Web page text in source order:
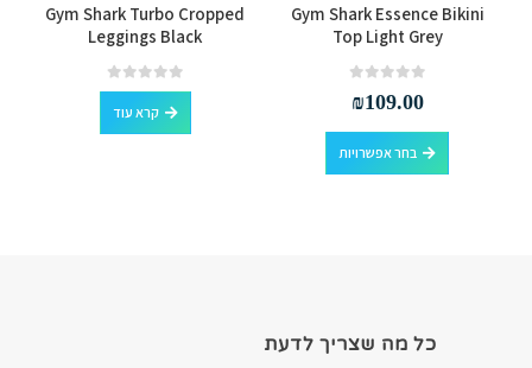
Gym Shark Essence Bikini
Top Light Grey
₪109.00
בחר אפשרויות
למוצר זה יש מספר סוגים. ניתן לבחור את האפשרויות בעמוד המוצר
Gym Shark Turbo Cropped
Leggings Black
0
out of 5
קרא עוד
כל מה שצריך לדעת